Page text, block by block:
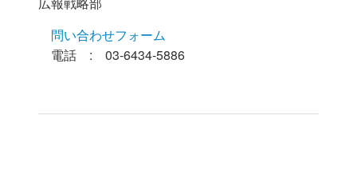
問い合わせフォーム
電話 : 03-6434-5886